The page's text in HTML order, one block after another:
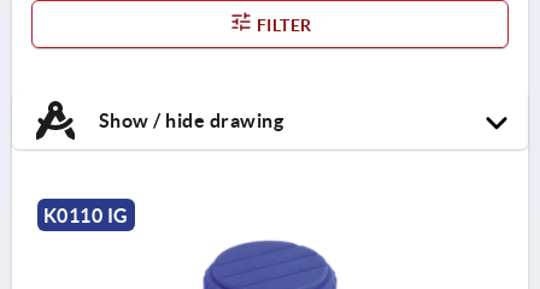
FILTER
Show / hide drawing
K0110 IG